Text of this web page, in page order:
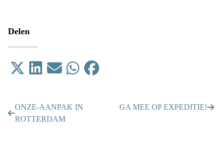
Delen
TweetDelen op LinkedIn
EmailDelen op WhatsApp
ONZE-AANPAK IN
ROTTERDAM
GA MEE OP EXPEDITIE!